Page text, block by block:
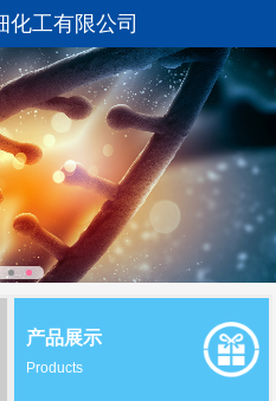
化工有限公司
产品展示
Products